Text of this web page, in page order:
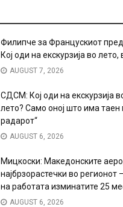
Филипче за Францускиот
Кој оди на екскурзија во
AUGUST 7, 2026
СДСМ: Кој оди на екскурзија
лето? Само оној што има таен
радарот“
AUGUST 6, 2026
Мицкоски: Македонските
најбрзорастечки во регионот
на работата изминатите 25
AUGUST 6, 2026